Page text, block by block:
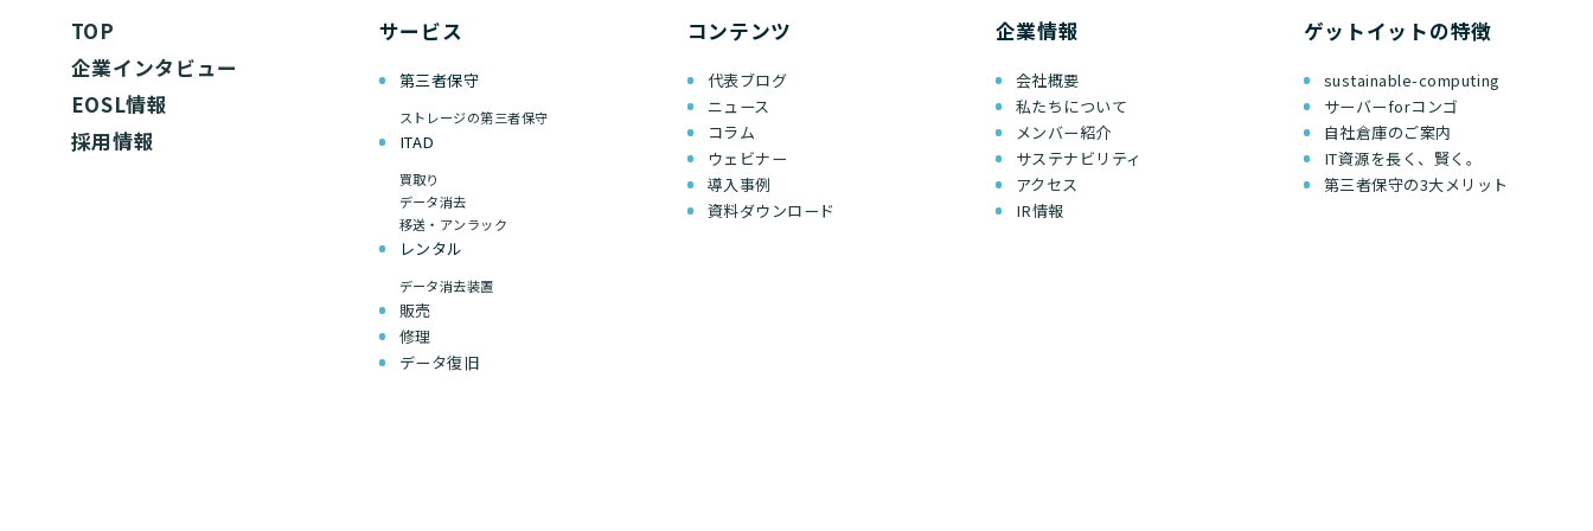
TOP
企業インタビュー
EOSL情報
採用情報
サービス
第三者保守
ストレージの第三者保守
ITAD
買取り
データ消去
移送・アンラック
レンタル
データ消去装置
販売
修理
データ復旧
コンテンツ
代表ブログ
ニュース
コラム
ウェビナー
導入事例
資料ダウンロード
企業情報
会社概要
私たちについて
メンバー紹介
サステナビリティ
アクセス
IR情報
ゲットイットの特徴
sustainable-computing
サーバーforコンゴ
自社倉庫のご案内
IT資源を長く、賢く。
第三者保守の3大メリット